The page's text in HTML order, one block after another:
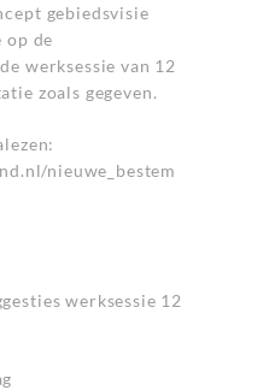
gebiedsvisie
op de
werksessie van 12
zoals gegeven.
nieuwe_bestem
werksessie 12